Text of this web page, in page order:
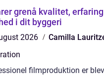
kvalitet, erfaring og
i dit byggeri
2026
Camilla
filmproduktion er